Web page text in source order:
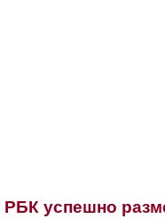
РБК успешно